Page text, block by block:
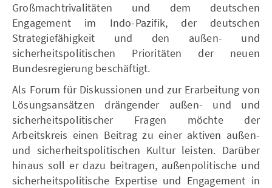
Großmachtrivalitäten und dem deutschen
Engagement im Indo-Pazifik, der deutschen
Strategiefähigkeit und den außen- und
sicherheitspolitischen Prioritäten der neuen
Bundesregierung beschäftigt.
Als Forum für Diskussionen und zur Erarbeitung von
Lösungsansätzen drängender außen- und und
sicherheitspolitischer Fragen möchte der
Arbeitskreis einen Beitrag zu einer aktiven außen-
und sicherheitspolitischen Kultur leisten. Darüber
hinaus soll er dazu beitragen, außenpolitische und
sicherheitspolitische Expertise und Engagement in